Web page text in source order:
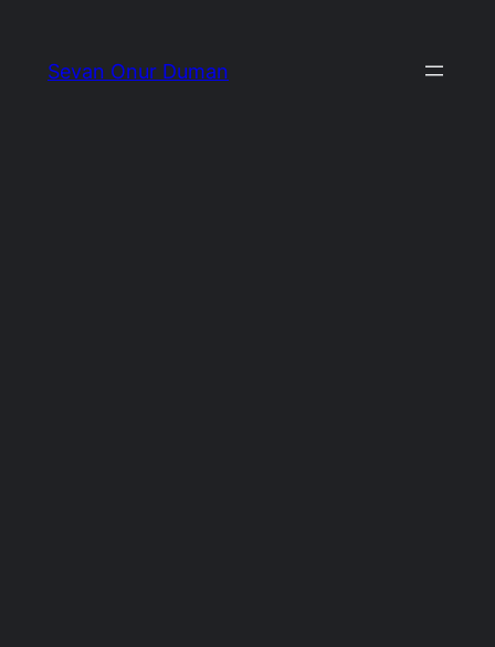
Sevan Onur Duman